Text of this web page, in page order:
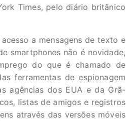
Times, pelo diário britânico
a mensagens de texto e
smartphones não é novidade,
do que é chamado de
ferramentas de espionagem
agências dos EUA e da Grã-
listas de amigos e registros
através das versões móveis